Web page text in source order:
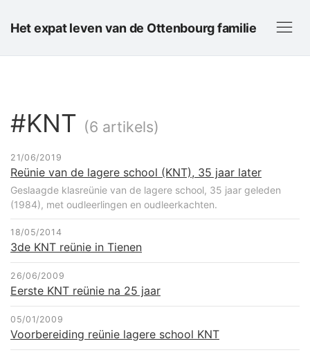
Het expat leven van de Ottenbourg familie
#KNT (6 artikels)
21/06/2019
Reünie van de lagere school (KNT), 35 jaar later
Geslaagde klasreünie van de lagere school, 35 jaar geleden
(1984), met oudleerlingen en oudleerkachten.
18/05/2014
3de KNT reünie in Tienen
26/06/2009
Eerste KNT reünie na 25 jaar
05/01/2009
Voorbereiding reünie lagere school KNT